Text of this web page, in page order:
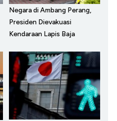
Negara di Ambang Perang,
Presiden Dievakuasi
Kendaraan Lapis Baja